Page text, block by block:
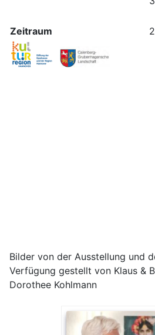
Zeitraum
Bilder von der Ausstellung und
Verfügung gestellt von Klaus &
Dorothee Kohlmann